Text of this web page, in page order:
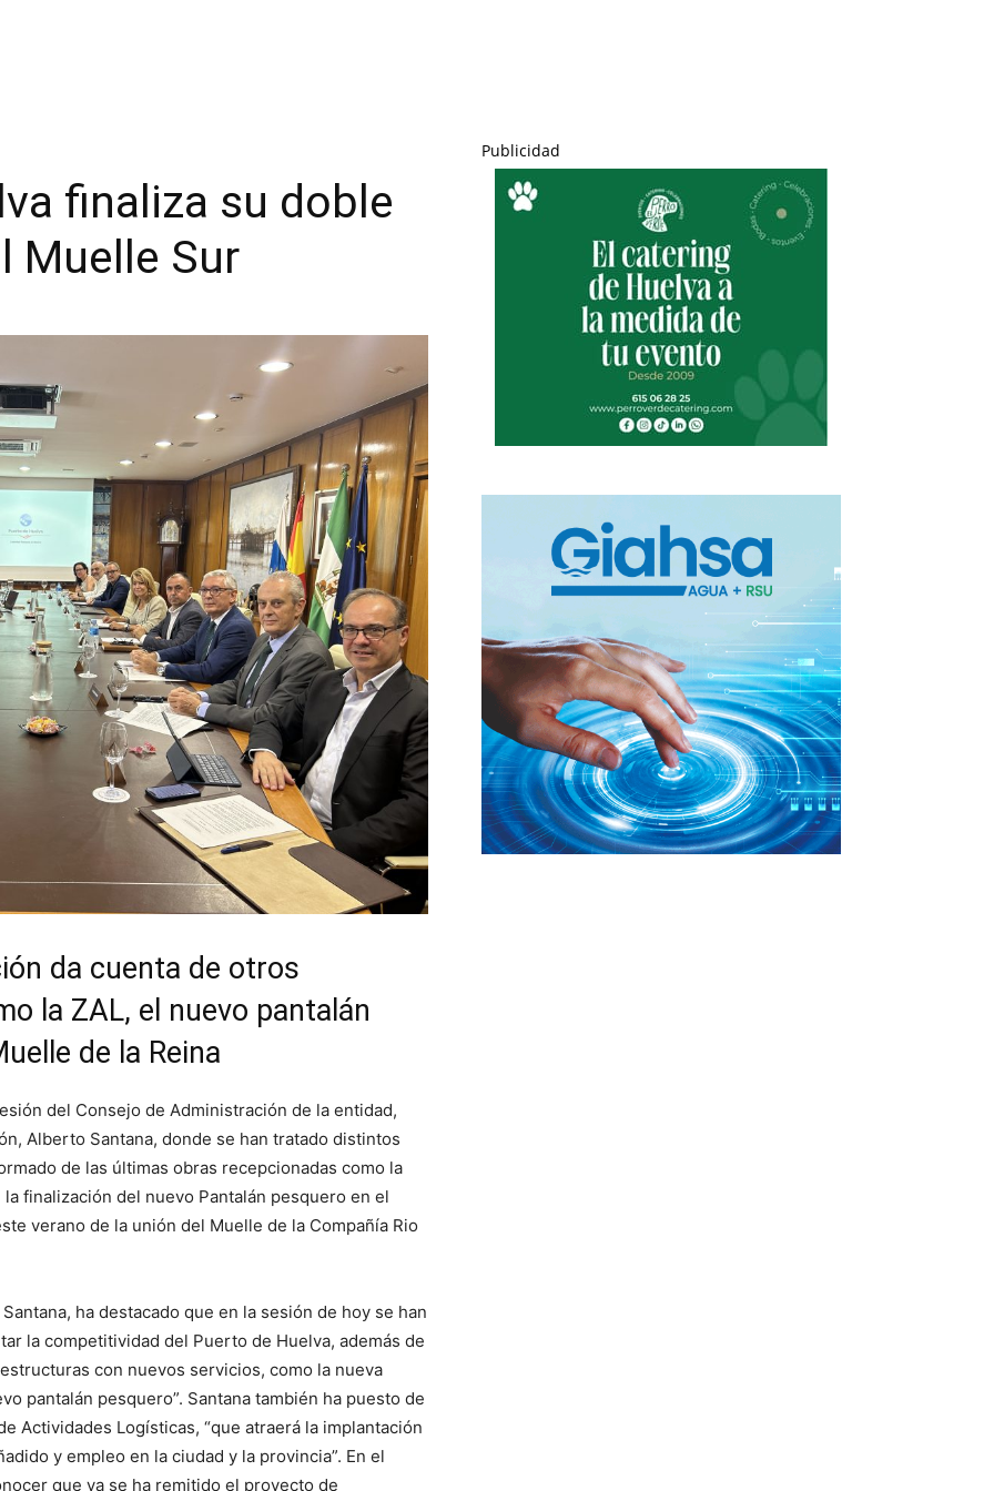
finaliza su doble
Muelle Sur
da cuenta de otros
la ZAL, el nuevo pantalán
de la Reina
del Consejo de Administración de la entidad,
Alberto Santana, donde se han tratado distintos
de las últimas obras recepcionadas como la
finalización del nuevo Pantalán pesquero en el
verano de la unión del Muelle de la Compañía Rio
ha destacado que en la sesión de hoy se han
la competitividad del Puerto de Huelva, además de
con nuevos servicios, como la nueva
pantalán pesquero”. Santana también ha puesto de
Actividades Logísticas, “que atraerá la implantación
y empleo en la ciudad y la provincia”. En el
que ya se ha remitido el proyecto de
Publicidad